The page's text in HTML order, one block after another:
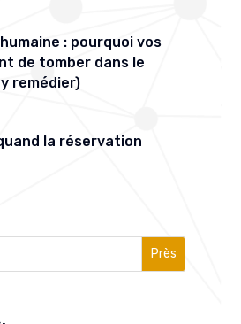
: pourquoi vos
de tomber dans le
remédier)
la réservation
Près